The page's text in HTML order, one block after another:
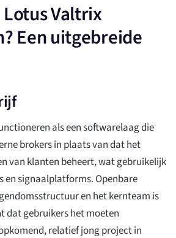
Valtrix
Een uitgebreide
als een softwarelaag die
brokers in plaats van dat het
van klanten beheert, wat gebruikelijk
en signaalplatforms. Openbare
en het kernteam is
dat gebruikers het moeten
relatief jong project in